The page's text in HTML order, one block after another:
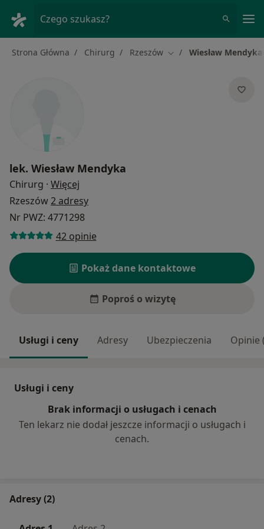
Czego szukasz?
Strona Główna Chirurg Rzeszów Zmień miasto
Wiesław Mendyka
lek. Wiesław Mendyka
Chirurg · Więcej
Rzeszów2 adresy
Nr PWZ: 4771298
42 opinie
Pokaż dane kontaktowe
Poproś o wizytę
Usługi i ceny Adresy Ubezpieczenia Opinie
Usługi i ceny
Brak informacji o usługach i cenach
Ten lekarz nie dodał jeszcze informacji o usługach i
cenach.
Adresy (2)